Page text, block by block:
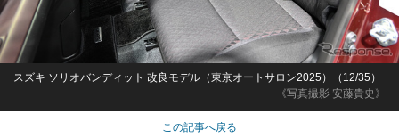
《写真撮影 安藤貴史》
スズキ ソリオバンディット 改良モデル（東京オートサロン2025）（12/35）
この記事へ戻る